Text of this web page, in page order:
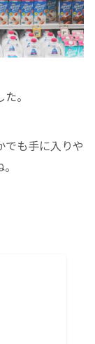
。
でも手に入りや